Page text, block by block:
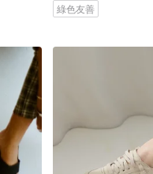
綠色友善